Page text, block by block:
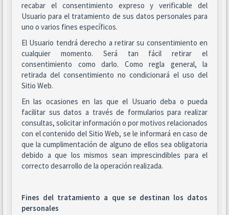
recabar el consentimiento expreso y verificable del
Usuario para el tratamiento de sus datos personales para
uno o varios fines específicos.
El Usuario tendrá derecho a retirar su consentimiento en
cualquier momento. Será tan fácil retirar el
consentimiento como darlo. Como regla general, la
retirada del consentimiento no condicionará el uso del
Sitio Web.
En las ocasiones en las que el Usuario deba o pueda
facilitar sus datos a través de formularios para realizar
consultas, solicitar información o por motivos relacionados
con el contenido del Sitio Web, se le informará en caso de
que la cumplimentación de alguno de ellos sea obligatoria
debido a que los mismos sean imprescindibles para el
correcto desarrollo de la operación realizada.
Fines del tratamiento a que se destinan los datos
personales